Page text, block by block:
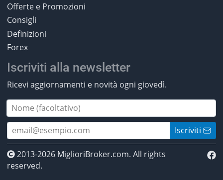
Offerte e Promozioni
Consigli
Definizioni
Forex
Iscriviti alla newsletter
Ricevi aggiornamenti e novità ogni giovedì.
Iscriviti
2013-2026 MiglioriBroker.com. All rights
reserved.